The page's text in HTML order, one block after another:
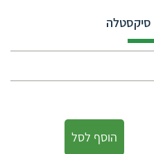
הוסף לסל